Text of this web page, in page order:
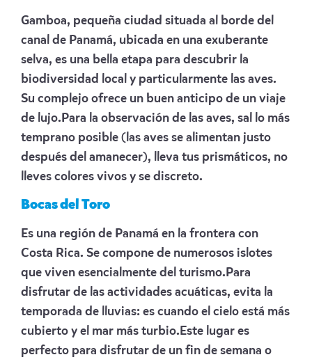
Gamboa, pequeña ciudad situada al borde del
canal de Panamá, ubicada en una exuberante
selva, es una bella etapa para descubrir la
biodiversidad local y particularmente las aves.
Su complejo ofrece un buen anticipo de un viaje
de lujo.Para la observación de las aves, sal lo más
temprano posible (las aves se alimentan justo
después del amanecer), lleva tus prismáticos, no
lleves colores vivos y se discreto.
Bocas del Toro
Es una región de Panamá en la frontera con
Costa Rica. Se compone de numerosos islotes
que viven esencialmente del turismo.Para
disfrutar de las actividades acuáticas, evita la
temporada de lluvias: es cuando el cielo está más
cubierto y el mar más turbio.Este lugar es
perfecto para disfrutar de un fin de semana o